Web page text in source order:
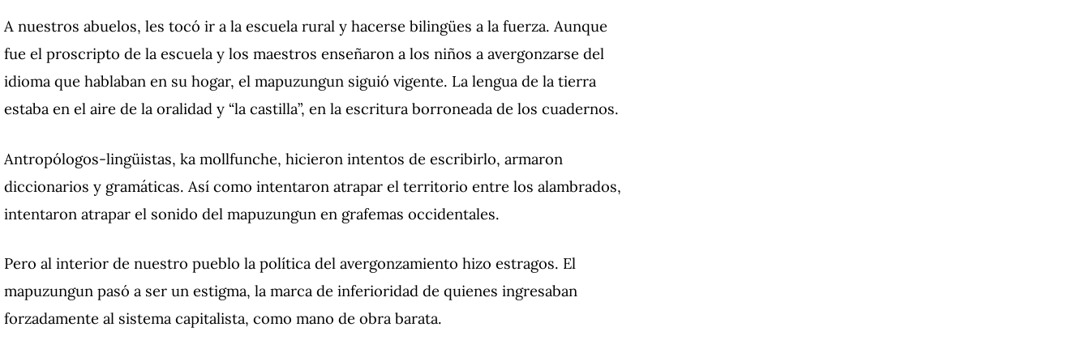
A nuestros abuelos, les tocó ir a la escuela rural y hacerse bilingües a la fuerza. Aunque
fue el proscripto de la escuela y los maestros enseñaron a los niños a avergonzarse del
idioma que hablaban en su hogar, el mapuzungun siguió vigente. La lengua de la tierra
estaba en el aire de la oralidad y “la castilla”, en la escritura borroneada de los cuadernos.
Antropólogos-lingüistas, ka mollfunche, hicieron intentos de escribirlo, armaron
diccionarios y gramáticas. Así como intentaron atrapar el territorio entre los alambrados,
intentaron atrapar el sonido del mapuzungun en grafemas occidentales.
Pero al interior de nuestro pueblo la política del avergonzamiento hizo estragos. El
mapuzungun pasó a ser un estigma, la marca de inferioridad de quienes ingresaban
forzadamente al sistema capitalista, como mano de obra barata.